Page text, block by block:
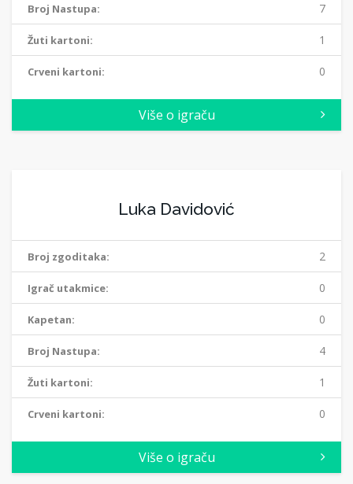
Broj Nastupa: 7
Žuti kartoni: 1
Crveni kartoni: 0
Više o igraču
Luka Davidović
Broj zgoditaka: 2
Igrač utakmice: 0
Kapetan: 0
Broj Nastupa: 4
Žuti kartoni: 1
Crveni kartoni: 0
Više o igraču